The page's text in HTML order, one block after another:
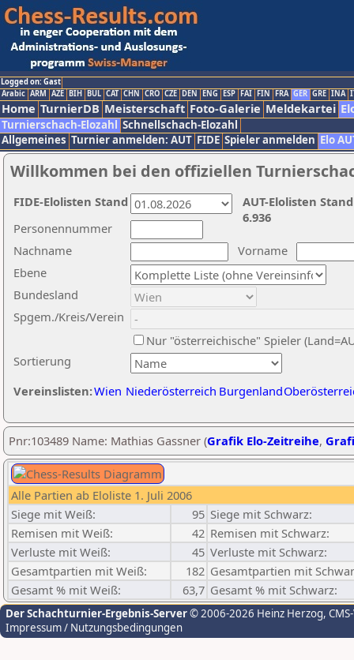
Logged on: Gast
Arabic ARM AZE BIH BUL CAT CHN CRO CZE DEN ENG ESP FAI FIN FRA GER GRE INA
Home TurnierDB Meisterschaft Foto-Galerie Meldekartei
Turnierschach-Elozahl Schnellschach-Elozahl
Allgemeines Turnier anmelden: AUT FIDE Spieler anmelden Elo
Willkommen bei den offiziellen
Nachname
Vorname
Ebene
Sortierung
Personennummer
Bundesland
Spgem./Kreis/Verein
Nur "österreichische" Spieler
Vereinslisten:Wien Niederösterreich Burgenland
AUT-Elolisten
6.936
FIDE-Elolisten Stand
Pnr:103489 Name: Mathias Gassner (Grafik Elo-Zeitreihe,
Alle Partien ab Eloliste 1. Juli 2006
Siege mit Weiß:
95 Siege mit Schwarz:
Remisen mit Weiß:
42 Remisen mit Schwarz:
Verluste mit Weiß:
45 Verluste mit Schwarz:
Gesamtpartien mit Weiß:
182 Gesamtpartien mit
Gesamt % mit Weiß:
63,7 Gesamt % mit Schwarz:
Der Schachturnier-Ergebnis-Server© 2006-2026 Heinz Herzog,
Impressum / Nutzungsbedingungen